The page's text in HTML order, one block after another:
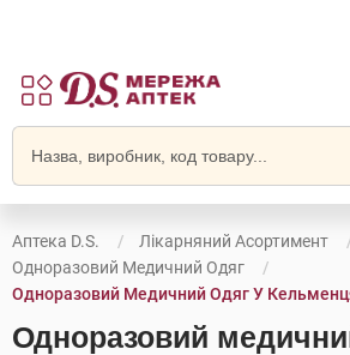
Аптека D.S.
Лікарняний Асортимент
Одноразовий Медичний Одяг
Одноразовий Медичний Одяг У
Одноразовий